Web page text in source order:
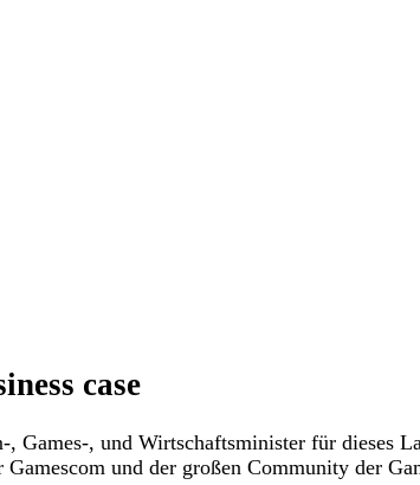
case
Games-, und Wirtschaftsminister für dieses
und der großen Community der